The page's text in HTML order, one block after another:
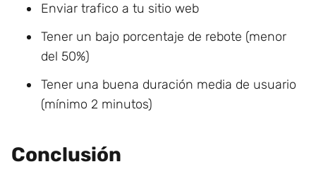
Enviar trafico a tu sitio web
Tener un bajo porcentaje de rebote (menor
del 50%)
Tener una buena duración media de usuario
(mínimo 2 minutos)
Conclusión